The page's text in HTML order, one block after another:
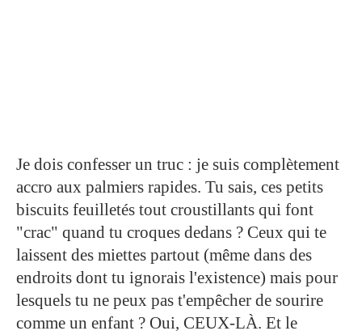
Je dois confesser un truc : je suis complètement
accro aux palmiers rapides. Tu sais, ces petits
biscuits feuilletés tout croustillants qui font
"crac" quand tu croques dedans ? Ceux qui te
laissent des miettes partout (même dans des
endroits dont tu ignorais l'existence) mais pour
lesquels tu ne peux pas t'empêcher de sourire
comme un enfant ? Oui, CEUX-LÀ. Et le